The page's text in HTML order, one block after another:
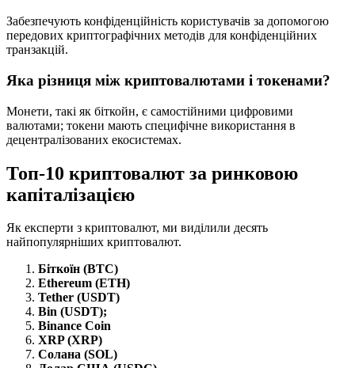
Забезпечують конфіденційність користувачів за допомогою
передових криптографічних методів для конфіденційних
транзакцій.
Яка різниця між криптовалютами і токенами?
Монети, такі як біткойн, є самостійними цифровими
валютами; токени мають специфічне використання в
децентралізованих екосистемах.
Топ-10 криптовалют за ринковою
капіталізацією
Як експерти з криптовалют, ми виділили десять
найпопулярніших криптовалют.
Біткоїн (BTC)
Ethereum (ETH)
Tether (USDT)
Bin (USDT);
Binance Coin
XRP (XRP)
Солана (SOL)